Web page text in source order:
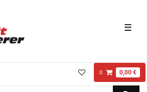
☰
0 0,00 €